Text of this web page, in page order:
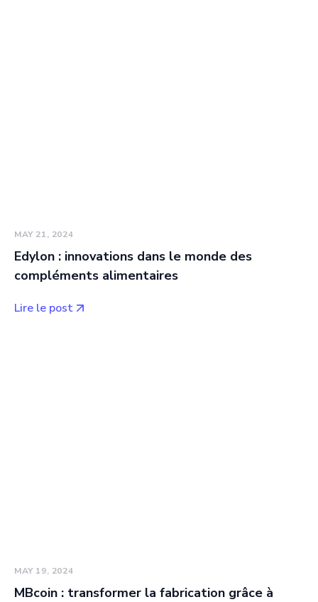
MAY 21, 2024
Edylon : innovations dans le monde des
compléments alimentaires
Lire le post
MAY 19, 2024
MBcoin : transformer la fabrication grâce à